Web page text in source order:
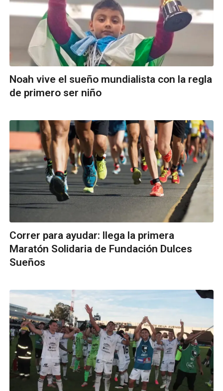
Noah vive el sueño mundialista con la regla
de primero ser niño
Correr para ayudar: llega la primera
Maratón Solidaria de Fundación Dulces
Sueños